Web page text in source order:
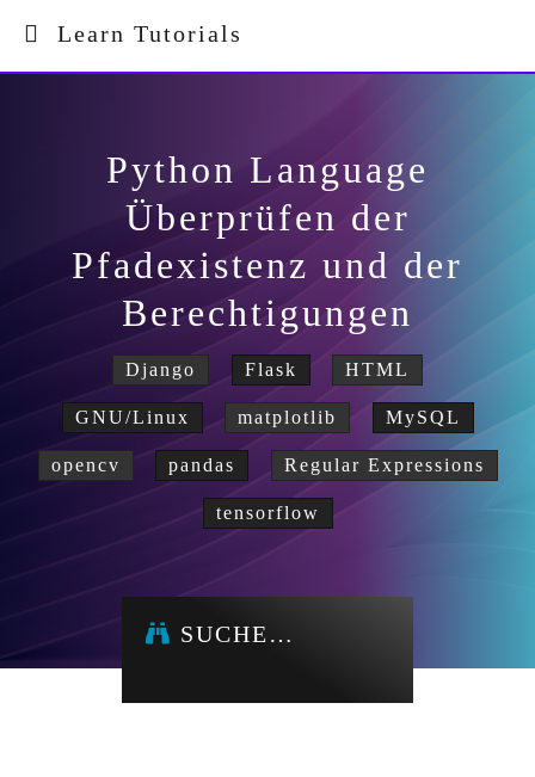
Learn Tutorials
Python Language
Überprüfen der
Pfadexistenz und der
Berechtigungen
Django Flask HTML
GNU/Linux matplotlib MySQL
opencv pandas Regular Expressions
tensorflow
SUCHE…